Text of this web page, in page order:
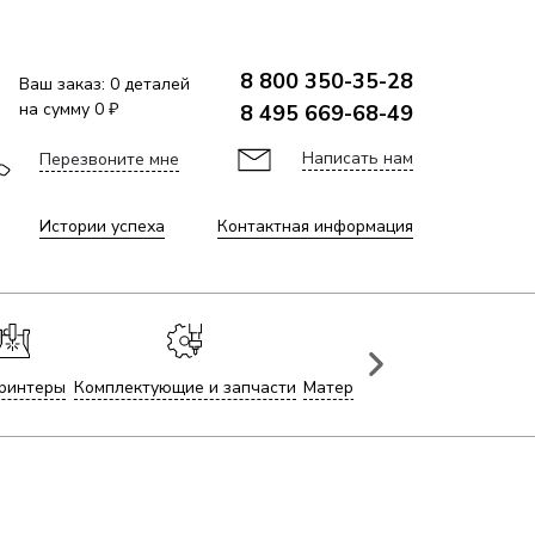
Ваш заказ: 0деталей
на сумму 0 ₽
8 800 350-35-28
8 495 669-68-49
Перезвоните мне Написать нам
Истории успеха Контактная информация
Комплектующие и запчасти Материалы для лазерной